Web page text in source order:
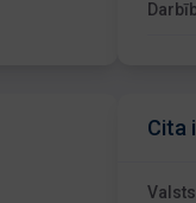
Cita